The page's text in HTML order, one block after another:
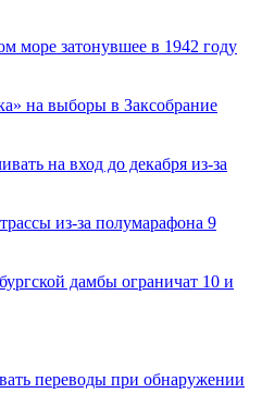
море затонувшее в 1942 году
на выборы в Заксобрание
на вход до декабря из-за
из-за полумарафона 9
дамбы ограничат 10 и
переводы при обнаружении